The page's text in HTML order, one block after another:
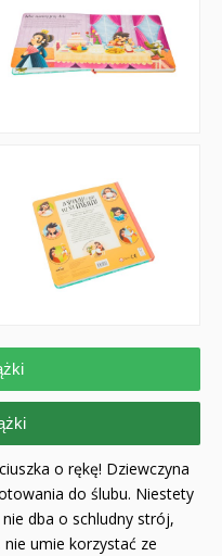
o rękę! Dziewczyna
do ślubu. Niestety
dba o schludny strój,
umie korzystać ze